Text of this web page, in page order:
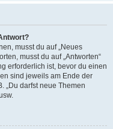
musst du auf „Neues
musst du auf „Antworten“
erforderlich ist, bevor du einen
sind jeweils am Ende der
„Du darfst neue Themen